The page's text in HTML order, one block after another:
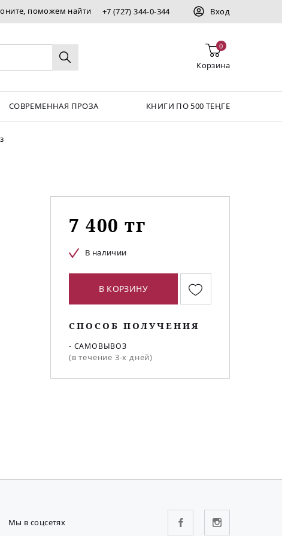
поможем найти +7 (727) 344-0-344 Вход
0
Корзина
СОВРЕМЕННАЯ ПРОЗА КНИГИ ПО 500 ТЕҢГЕ
7 400 тг
В наличии
В КОРЗИНУ
СПОСОБ ПОЛУЧЕНИЯ
- САМОВЫВОЗ
(в течение 3-х дней)
Мы в соцсетях